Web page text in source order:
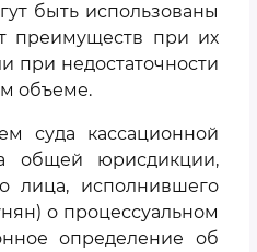
быть использованы
преимуществ при их
при недостаточности
объеме.
суда кассационной
общей юрисдикции,
лица, исполнившего
о процессуальном
определение об